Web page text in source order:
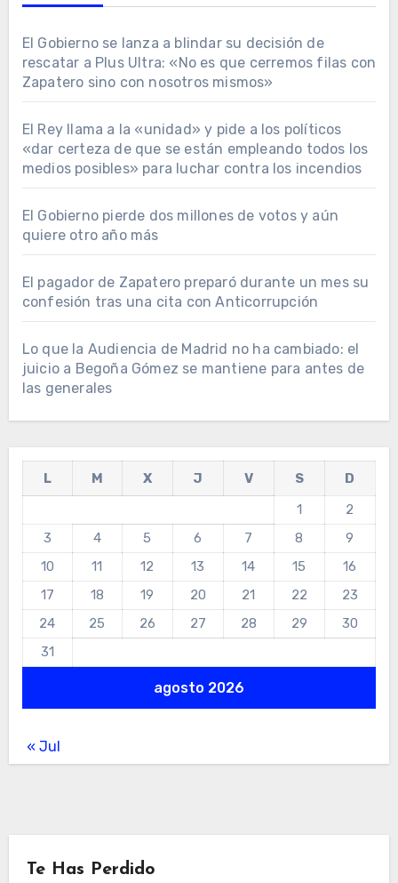
El Gobierno se lanza a blindar su decisión de
rescatar a Plus Ultra: «No es que cerremos filas con
Zapatero sino con nosotros mismos»
El Rey llama a la «unidad» y pide a los políticos
«dar certeza de que se están empleando todos los
medios posibles» para luchar contra los incendios
El Gobierno pierde dos millones de votos y aún
quiere otro año más
El pagador de Zapatero preparó durante un mes su
confesión tras una cita con Anticorrupción
Lo que la Audiencia de Madrid no ha cambiado: el
juicio a Begoña Gómez se mantiene para antes de
las generales
agosto 2026
L M X J V S
D
1
2
3
4 5 6 7 8
9
10
11 12 13 14 15
16
17
18 19 20 21 22
23
24
25 26 27 28 29
30
31
« Jul
Te Has Perdido